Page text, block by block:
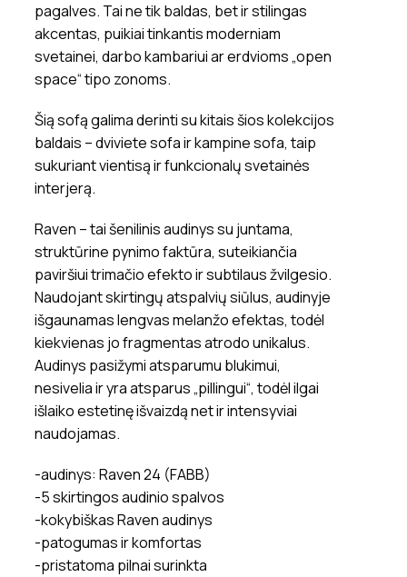
pagalves. Tai ne tik baldas, bet ir stilingas
akcentas, puikiai tinkantis moderniam
svetainei, darbo kambariui ar erdvioms „open
space“ tipo zonoms.
Šią sofą galima derinti su kitais šios kolekcijos
baldais – dviviete sofa ir kampine sofa, taip
sukuriant vientisą ir funkcionalų svetainės
interjerą.
Raven – tai šenilinis audinys su juntama,
struktūrine pynimo faktūra, suteikiančia
paviršiui trimačio efekto ir subtilaus žvilgesio.
Naudojant skirtingų atspalvių siūlus, audinyje
išgaunamas lengvas melanžo efektas, todėl
kiekvienas jo fragmentas atrodo unikalus.
Audinys pasižymi atsparumu blukimui,
nesivelia ir yra atsparus „pillingui“, todėl ilgai
išlaiko estetinę išvaizdą net ir intensyviai
naudojamas.
-audinys: Raven 24 (FABB)
-5 skirtingos audinio spalvos
-kokybiškas Raven audinys
-patogumas ir komfortas
-pristatoma pilnai surinkta